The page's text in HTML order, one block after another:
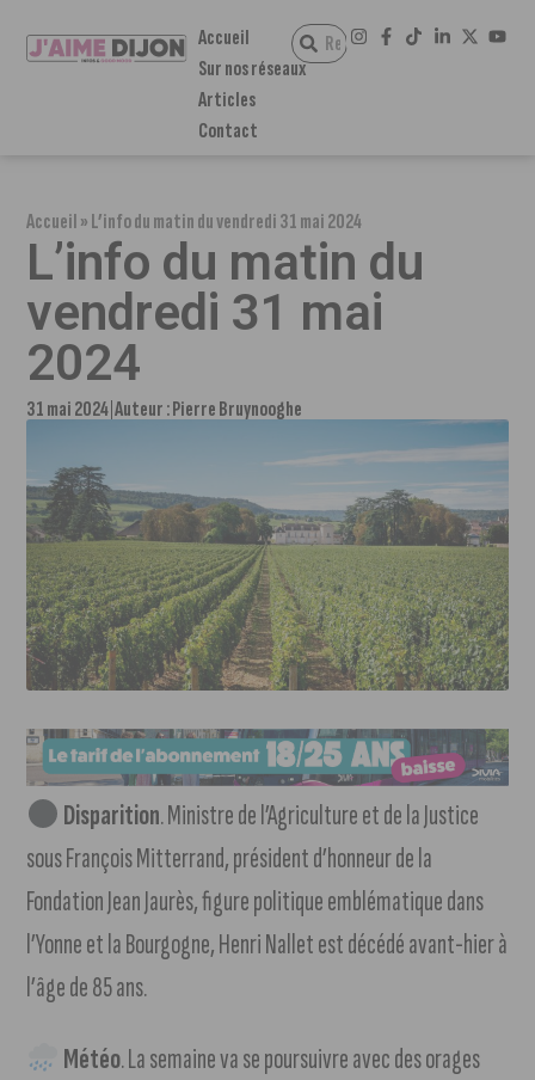
Accueil
Sur nos réseaux
Articles
Contact
Accueil»L’info du matin du vendredi 31 mai 2024
L’info du matin du
vendredi 31 mai
2024
31 mai 2024 Auteur :Pierre Bruynooghe
Disparition. Ministre de l’Agriculture et de la Justice
sous François Mitterrand, président d’honneur de la
Fondation Jean Jaurès, figure politique emblématique dans
l’Yonne et la Bourgogne, Henri Nallet est décédé avant-hier à
l’âge de 85 ans.
Météo. La semaine va se poursuivre avec des orages